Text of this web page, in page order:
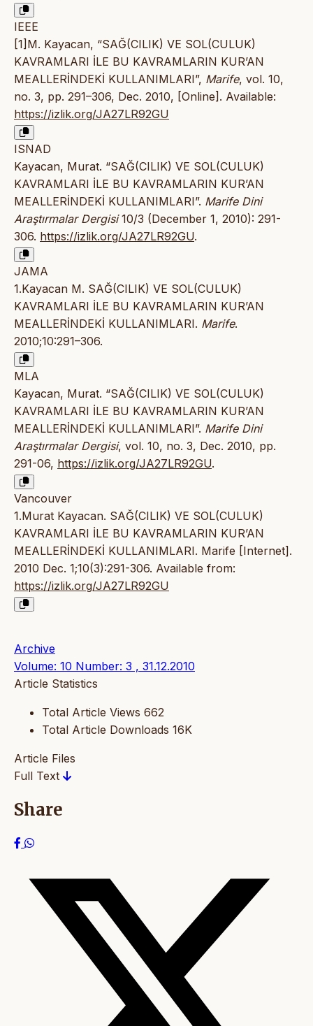
IEEE
[1]M. Kayacan, “SAĞ(CILIK) VE SOL(CULUK)
KAVRAMLARI İLE BU KAVRAMLARIN KUR’AN
MEALLERİNDEKİ KULLANIMLARI”, Marife, vol. 10,
no. 3, pp. 291–306, Dec. 2010, [Online]. Available:
https://izlik.org/JA27LR92GU
ISNAD
Kayacan, Murat. “SAĞ(CILIK) VE SOL(CULUK)
KAVRAMLARI İLE BU KAVRAMLARIN KUR’AN
MEALLERİNDEKİ KULLANIMLARI”. Marife Dini
Araştırmalar Dergisi10/3 (December 1, 2010): 291-
306. https://izlik.org/JA27LR92GU.
JAMA
1.Kayacan M. SAĞ(CILIK) VE SOL(CULUK)
KAVRAMLARI İLE BU KAVRAMLARIN KUR’AN
MEALLERİNDEKİ KULLANIMLARI. Marife.
2010;10:291–306.
MLA
Kayacan, Murat. “SAĞ(CILIK) VE SOL(CULUK)
KAVRAMLARI İLE BU KAVRAMLARIN KUR’AN
MEALLERİNDEKİ KULLANIMLARI”. Marife Dini
Araştırmalar Dergisi, vol. 10, no. 3, Dec. 2010, pp.
291-06, https://izlik.org/JA27LR92GU.
Vancouver
1.Murat Kayacan. SAĞ(CILIK) VE SOL(CULUK)
KAVRAMLARI İLE BU KAVRAMLARIN KUR’AN
MEALLERİNDEKİ KULLANIMLARI. Marife [Internet].
2010 Dec. 1;10(3):291-306. Available from:
https://izlik.org/JA27LR92GU
Archive
Volume: 10 Number: 3 , 31.12.2010
Article Statistics
Total Article Views 662
Total Article Downloads 16K
Article Files
Full Text
Share